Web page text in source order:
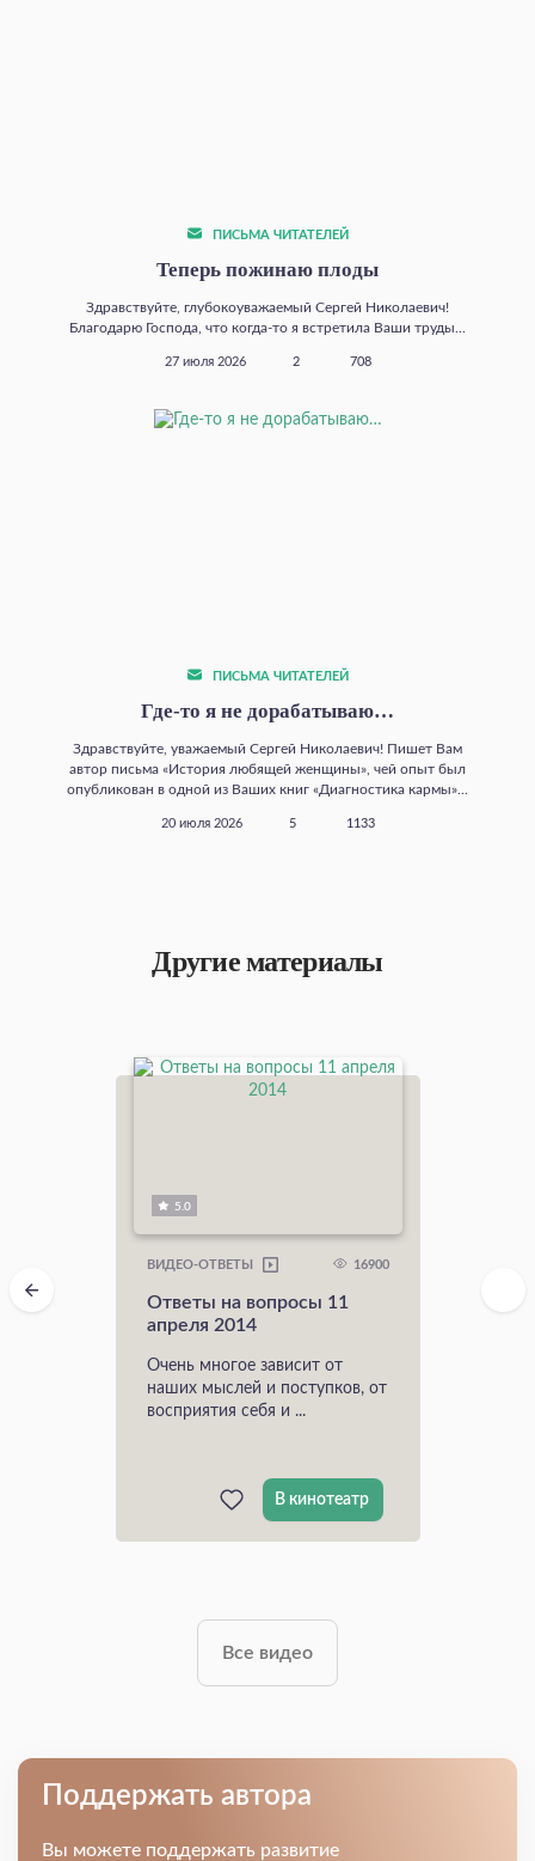
ПИСЬМА ЧИТАТЕЛЕЙ
Теперь пожинаю плоды
Здравствуйте, глубокоуважаемый Сергей Николаевич!
Благодарю Господа, что когда‑то я встретила Ваши труды...
27 июля 2026 2 708
ПИСЬМА ЧИТАТЕЛЕЙ
Где‑то я не дорабатываю…
Здравствуйте, уважаемый Сергей Николаевич! Пишет Вам
автор письма «История любящей женщины», чей опыт был
опубликован в одной из Ваших книг «Диагностика кармы»...
20 июля 2026 5 1133
Другие материалы
5.0
ВИДЕО-ОТВЕТЫ 16900
Ответы на вопросы 11
апреля 2014
Очень многое зависит от
наших мыслей и поступков, от
восприятия себя и ...
В кинотеатр
Все видео
Поддержать автора
Вы можете поддержать развитие